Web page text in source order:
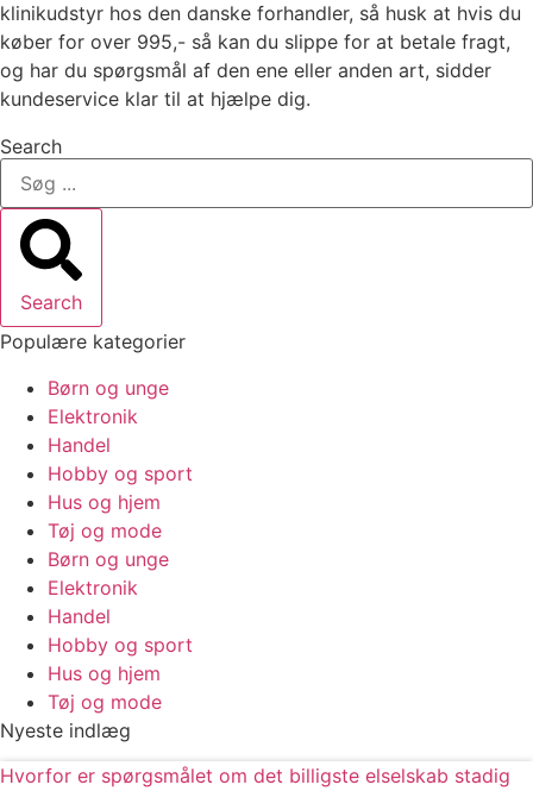
klinikudstyr hos den danske forhandler, så husk at hvis du
køber for over 995,- så kan du slippe for at betale fragt,
og har du spørgsmål af den ene eller anden art, sidder
kundeservice klar til at hjælpe dig.
Search
Search
Populære kategorier
Børn og unge
Elektronik
Handel
Hobby og sport
Hus og hjem
Tøj og mode
Børn og unge
Elektronik
Handel
Hobby og sport
Hus og hjem
Tøj og mode
Nyeste indlæg
Hvorfor er spørgsmålet om det billigste elselskab stadig